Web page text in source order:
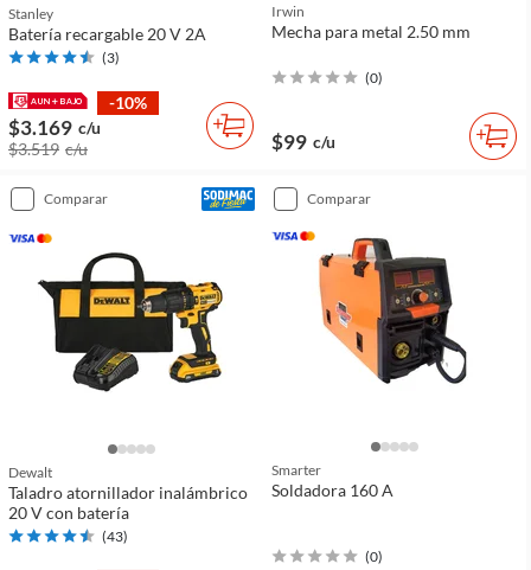
Stanley
Batería recargable 20 V 2A
(3)
-10%
$3.169 c/u
$3.519 c/u
Irwin
Mecha para metal 2.50 mm
(0)
$99 c/u
comparar
Dewalt
Taladro atornillador inalámbrico
20 V con batería
(43)
comparar
Smarter
Soldadora 160 A
(0)